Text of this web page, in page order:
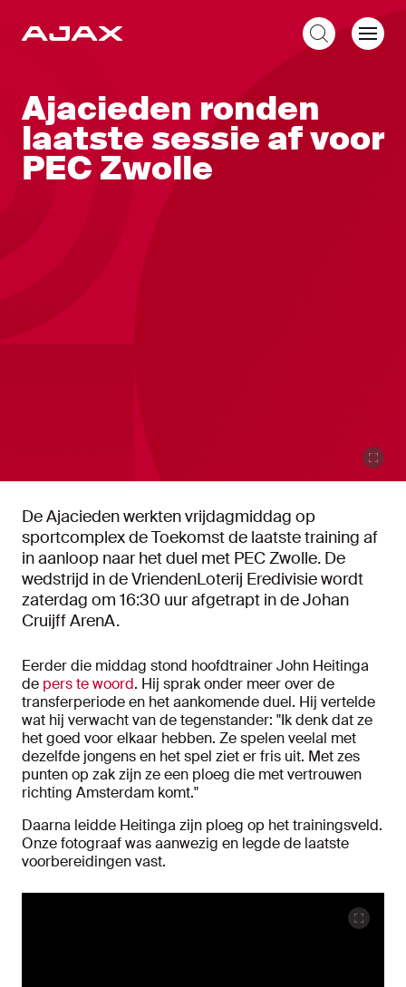
Ajacieden ronden
laatste sessie af voor
PEC Zwolle
De Ajacieden werkten vrijdagmiddag op
sportcomplex de Toekomst de laatste training af
in aanloop naar het duel met PEC Zwolle. De
wedstrijd in de VriendenLoterij Eredivisie wordt
zaterdag om 16:30 uur afgetrapt in de Johan
Cruijff ArenA.
Eerder die middag stond hoofdtrainer John Heitinga
de pers te woord. Hij sprak onder meer over de
transferperiode en het aankomende duel. Hij vertelde
wat hij verwacht van de tegenstander: "Ik denk dat ze
het goed voor elkaar hebben. Ze spelen veelal met
dezelfde jongens en het spel ziet er fris uit. Met zes
punten op zak zijn ze een ploeg die met vertrouwen
richting Amsterdam komt."
Daarna leidde Heitinga zijn ploeg op het trainingsveld.
Onze fotograaf was aanwezig en legde de laatste
voorbereidingen vast.